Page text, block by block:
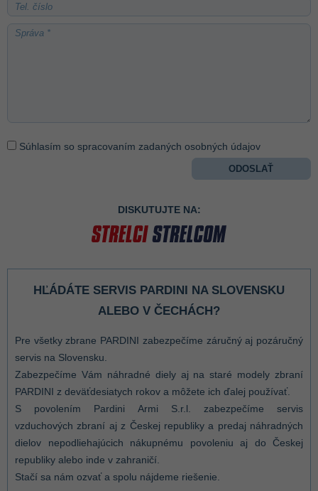
Súhlasím so spracovaním zadaných osobných údajov
DISKUTUJTE NA:
HĽÁDÁTE SERVIS PARDINI NA SLOVENSKU
ALEBO V ČECHÁCH?
Pre všetky zbrane PARDINI zabezpečíme záručný aj pozáručný
servis na Slovensku.
Zabezpečíme Vám náhradné diely aj na staré modely zbraní
PARDINI z deväťdesiatych rokov a môžete ich ďalej používať.
S povolením Pardini Armi S.r.l. zabezpečíme servis
vzduchových zbraní aj z Českej republiky a predaj náhradných
dielov nepodliehajúcich nákupnému povoleniu aj do Českej
republiky alebo inde v zahraničí.
Stačí sa nám ozvať a spolu nájdeme riešenie.